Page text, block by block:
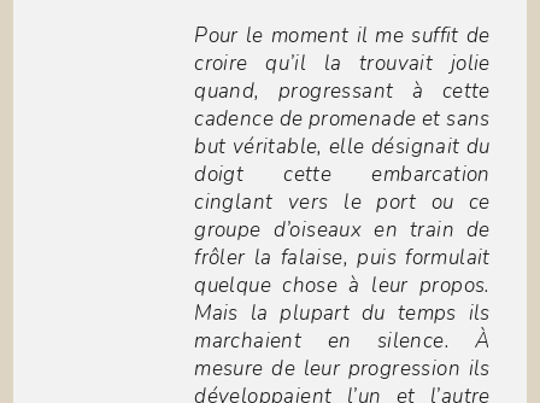
Pour le moment il me suffit de
croire qu’il la trouvait jolie
quand, progressant à cette
cadence de promenade et sans
but véritable, elle désignait du
doigt cette embarcation
cinglant vers le port ou ce
groupe d’oiseaux en train de
frôler la falaise, puis formulait
quelque chose à leur propos.
Mais la plupart du temps ils
marchaient en silence. À
mesure de leur progression ils
développaient l’un et l’autre